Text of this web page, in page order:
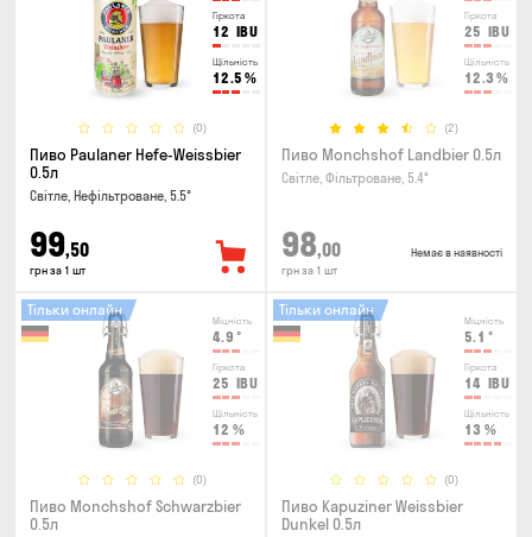
Гіркота
12 IBU
Щільність
12.5 %
(0)
Пиво Paulaner Hefe-Weissbier
0.5л
Світле, Нефільтроване, 5.5°
99,50
грн за 1 шт
Гіркота
25 IBU
Щільність
12.3 %
(2)
Пиво Monchshof Landbier 0.5л
Світле, Фільтроване, 5.4°
98,00
грн за 1 шт
Немає в наявності
Міцність
4.9 °
Гіркота
25 IBU
Щільність
12 %
(0)
Тільки онлайн
Пиво Monchshof Schwarzbier
0.5л
Міцність
5.1 °
Гіркота
14 IBU
Щільність
13 %
(0)
Тільки онлайн
Пиво Kapuziner Weissbier
Dunkel 0.5л